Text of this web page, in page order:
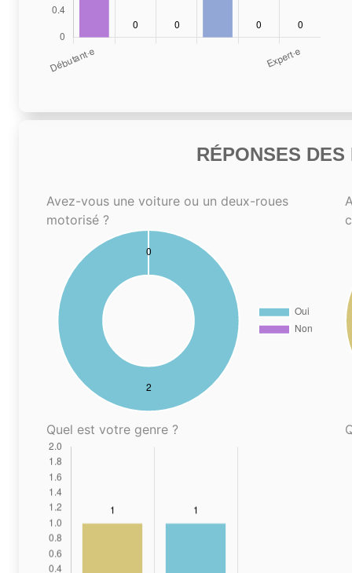
RÉPONSES
Avez-vous une voiture ou un deux-roues
motorisé ?
Quel est votre genre ?